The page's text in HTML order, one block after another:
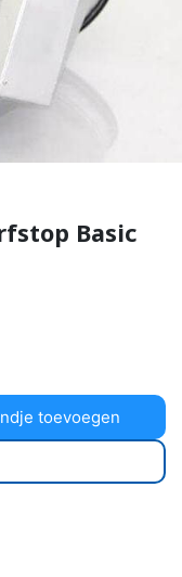
Basic
toevoegen